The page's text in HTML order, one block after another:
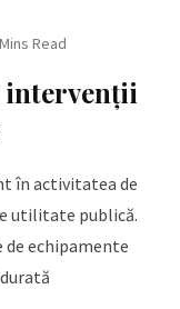
Read
intervenții
în activitatea de
utilitate publică.
echipamente